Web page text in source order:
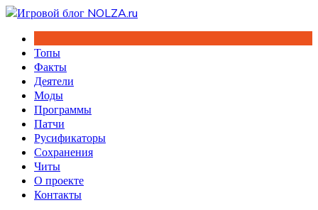
Перейти
содержимому
Топы
Факты
Деятели
Моды
Программы
Патчи
Русификаторы
Сохранения
Читы
О проекте
Контакты